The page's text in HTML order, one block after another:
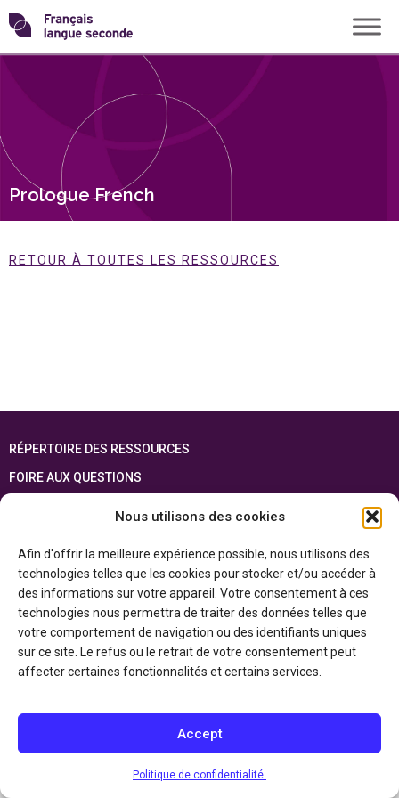
Nous utilisons des cookies
Afin d'offrir la meilleure expérience possible, nous utilisons des
technologies telles que les cookies pour stocker et/ou accéder à
des informations sur votre appareil. Votre consentement à ces
technologies nous permettra de traiter des données telles que
votre comportement de navigation ou des identifiants uniques
sur ce site. Le refus ou le retrait de votre consentement peut
affecter certaines fonctionnalités et certains services.
Accept
Politique de confidentialité
Skip
to
content
Transformons
langue
Prologue French
RETOUR À TOUTES LES RESSOURCES
RÉPERTOIRE DES RESSOURCES
FOIRE AUX QUESTIONS
Cette ressource est réalisée grâce au soutien financier du gouvernement de
l’Ontario et du gouvernement du Canada par l’entremise du ministère du
Patrimoine canadien
Politique de confidentialité